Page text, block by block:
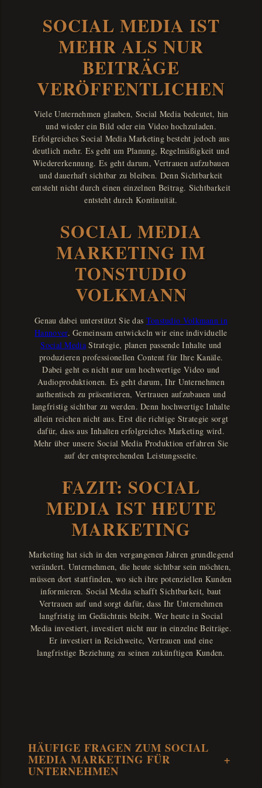
SOCIAL MEDIA IST
MEHR ALS NUR
BEITRÄGE
VERÖFFENTLICHEN
Viele Unternehmen glauben, Social Media bedeutet, hin
und wieder ein Bild oder ein Video hochzuladen.
Erfolgreiches Social Media Marketing besteht jedoch aus
deutlich mehr. Es geht um Planung, Regelmäßigkeit und
Wiedererkennung. Es geht darum, Vertrauen aufzubauen
und dauerhaft sichtbar zu bleiben. Denn Sichtbarkeit
entsteht nicht durch einen einzelnen Beitrag. Sichtbarkeit
entsteht durch Kontinuität.
SOCIAL MEDIA
MARKETING IM
TONSTUDIO
VOLKMANN
Genau dabei unterstützt Sie das Tonstudio Volkmann in
Hannover. Gemeinsam entwickeln wir eine individuelle
Social MediaStrategie, planen passende Inhalte und
produzieren professionellen Content für Ihre Kanäle.
Dabei geht es nicht nur um hochwertige Video und
Audioproduktionen. Es geht darum, Ihr Unternehmen
authentisch zu präsentieren, Vertrauen aufzubauen und
langfristig sichtbar zu werden. Denn hochwertige Inhalte
allein reichen nicht aus. Erst die richtige Strategie sorgt
dafür, dass aus Inhalten erfolgreiches Marketing wird.
Mehr über unsere Social Media Produktion erfahren Sie
auf der entsprechenden Leistungsseite.
FAZIT: SOCIAL
MEDIA IST HEUTE
MARKETING
Marketing hat sich in den vergangenen Jahren grundlegend
verändert. Unternehmen, die heute sichtbar sein möchten,
müssen dort stattfinden, wo sich ihre potenziellen Kunden
informieren. Social Media schafft Sichtbarkeit, baut
Vertrauen auf und sorgt dafür, dass Ihr Unternehmen
langfristig im Gedächtnis bleibt. Wer heute in Social
Media investiert, investiert nicht nur in einzelne Beiträge.
Er investiert in Reichweite, Vertrauen und eine
langfristige Beziehung zu seinen zukünftigen Kunden.
HÄUFIGE FRAGEN ZUM SOCIAL
MEDIA MARKETING FÜR
UNTERNEHMEN
+